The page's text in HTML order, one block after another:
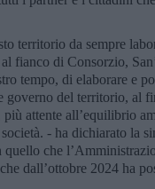
territorio da sempre
fianco di Consorzio,
tempo, di elaborare e
del territorio, al
attente all’equilibrio
- ha dichiarato la
che
dall’ottobre 2024 ha